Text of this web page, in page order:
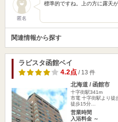
匿名
標準的ですね。上の方に露天
関連情報から探す
ラビスタ函館ベイ
4.2点 / 13 件
北海道 / 函館市
十字街駅341m
市電 十字街駅より徒
徒歩15分…
営業時間
入浴料金 ～